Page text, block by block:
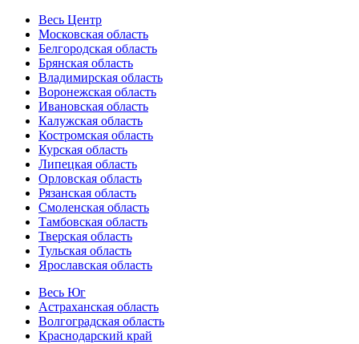
Весь Центр
Московская область
Белгородская область
Брянская область
Владимирская область
Воронежская область
Ивановская область
Калужская область
Костромская область
Курская область
Липецкая область
Орловская область
Рязанская область
Смоленская область
Тамбовская область
Тверская область
Тульская область
Ярославская область
Весь Юг
Астраханская область
Волгоградская область
Краснодарский край